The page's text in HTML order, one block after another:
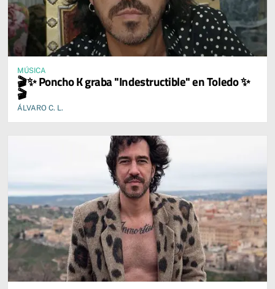
MÚSICA
🎬✨ Poncho K graba "Indestructible" en Toledo ✨
🎬
ÁLVARO C. L.